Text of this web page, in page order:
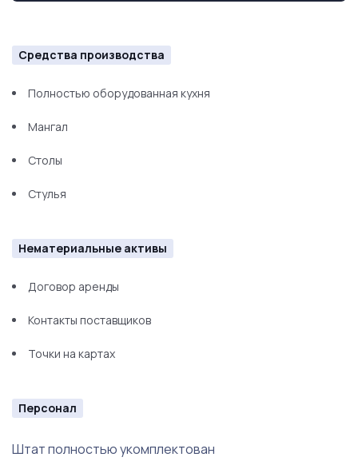
Средства производства
Полностью оборудованная кухня
Мангал
Столы
Стулья
Нематериальные активы
Договор аренды
Контакты поставщиков
Точки на картах
Персонал
Штат полностью укомплектован